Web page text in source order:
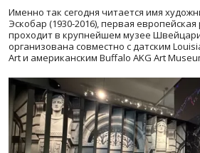
Именно так сегодня читается имя
Эскобар (1930-2016), первая
проходит в крупнейшем музее
организована совместно с датским
Art и американским Buffalo AKG Art